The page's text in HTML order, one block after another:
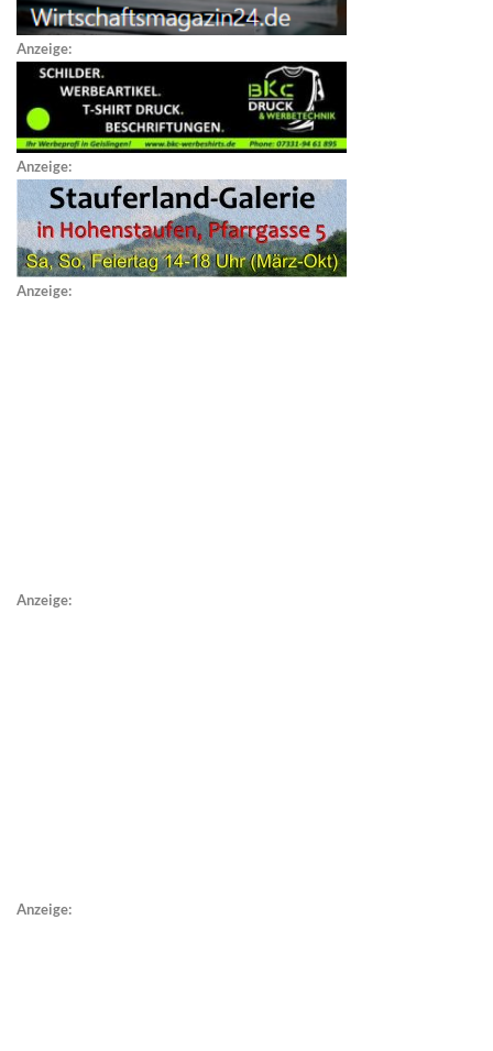
Anzeige:
Anzeige:
Anzeige:
Anzeige:
Anzeige: